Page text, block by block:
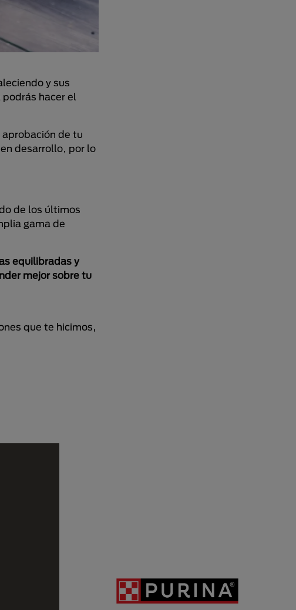
y sus
hacer el
de tu
desarrollo, por lo
de los últimos
gama de
equilibradas y
mejor sobre tu
que te hicimos,